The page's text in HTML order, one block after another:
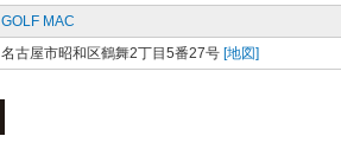
GOLF MAC
名古屋市昭和区鶴舞2丁目5番27号 [地図]